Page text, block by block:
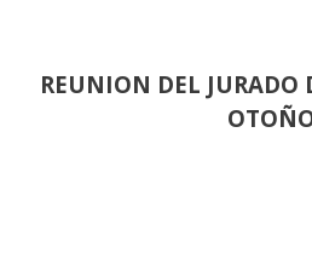
REUNION DEL JURADO